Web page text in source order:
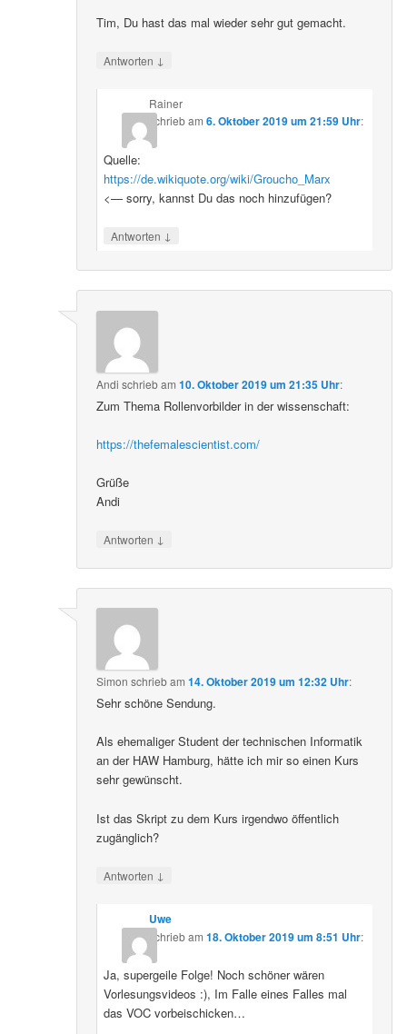
Tim, Du hast das mal wieder sehr gut gemacht.
Antworten ↓
Rainer
schriebam 6. Oktober 2019 um 21:59 Uhr:
Quelle:
https://de.wikiquote.org/wiki/Groucho_Marx
<— sorry, kannst Du das noch hinzufügen?
Antworten ↓
Andi schriebam10. Oktober 2019 um 21:35 Uhr:
Zum Thema Rollenvorbilder in der wissenschaft:
https://thefemalescientist.com/
Grüße
Andi
Antworten ↓
Simon schriebam14. Oktober 2019 um 12:32 Uhr:
Sehr schöne Sendung.
Als ehemaliger Student der technischen Informatik
an der HAW Hamburg, hätte ich mir so einen Kurs
sehr gewünscht.
Ist das Skript zu dem Kurs irgendwo öffentlich
zugänglich?
Antworten ↓
Uwe
schriebam 18. Oktober 2019 um 8:51 Uhr:
Ja, supergeile Folge! Noch schöner wären
Vorlesungsvideos :), Im Falle eines Falles mal
das VOC vorbeischicken…